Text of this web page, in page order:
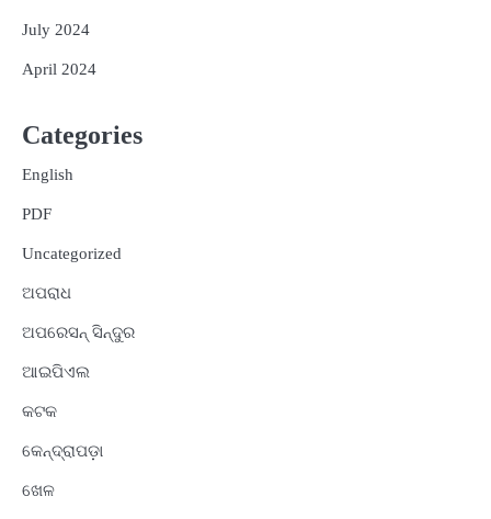
July 2024
April 2024
Categories
English
PDF
Uncategorized
ଅପରାଧ
ଅପରେସନ୍ ସିନ୍ଦୁର
ଆଇପିଏଲ
କଟକ
କେନ୍ଦ୍ରାପଡ଼ା
ଖେଳ